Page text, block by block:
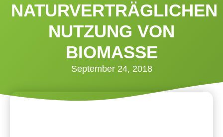
NATURVERTRÄGLICHEN
NUTZUNG VON
BIOMASSE
September 24, 2018